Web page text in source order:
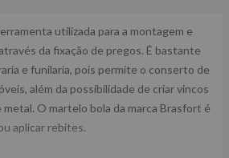
utilizada para a montagem e
da fixação de pregos. É bastante
e funilaria, pois permite o conserto de
além da possibilidade de criar vincos
metal. O martelo bola da marca Brasfort é
aplicar rebites.